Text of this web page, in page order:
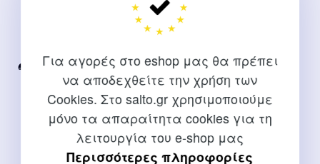
Για αγορές στο eshop μας θα πρέπει
να αποδεχθείτε την χρήση των
Cookies. Στο salto.gr χρησιμοποιούμε
μόνο τα απαραίτητα cookies για τη
λειτουργία του e-shop μας
Περισσότερες πληροφορίες
Για διευκρινίσεις και υποστήριξη παραγγελιών μέσω του
2310 267108
info@salto.gr
Αγγελάκη 21, Θεσσαλονίκη